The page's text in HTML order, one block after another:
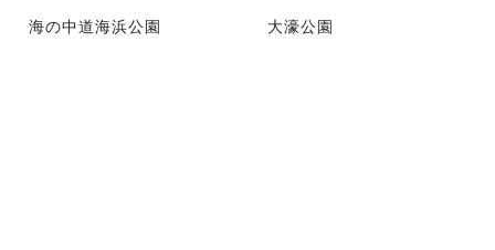
海の中道海浜公園 大濠公園